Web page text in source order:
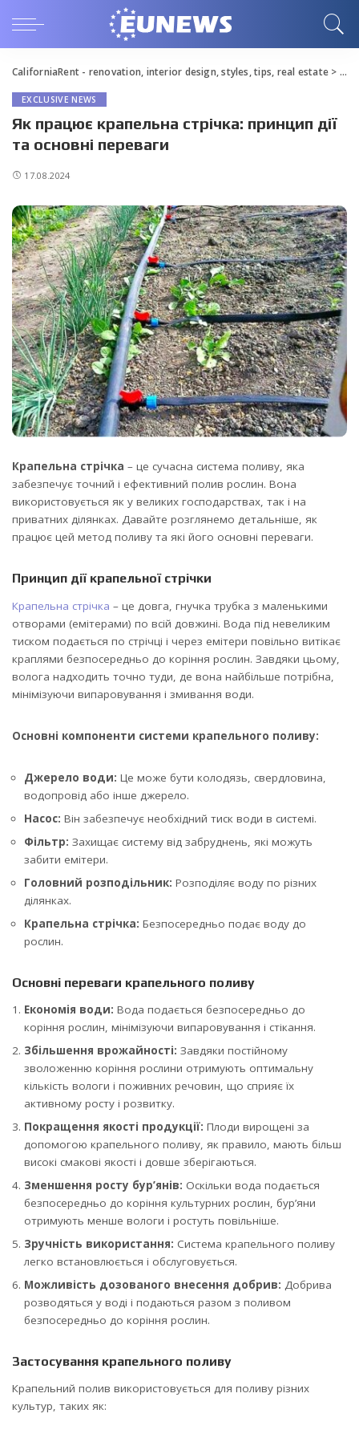
CaliforniaRent - renovation, interior design, styles, tips, real estate>
EXCLUSIVE NEWS
Як працює крапельна стрічка: принцип дії
та основні переваги
17.08.2024
Крапельна стрічка – це сучасна система поливу, яка
забезпечує точний і ефективний полив рослин. Вона
використовується як у великих господарствах, так і на
приватних ділянках. Давайте розглянемо детальніше, як
працює цей метод поливу та які його основні переваги.
Принцип дії крапельної стрічки
Крапельна стрічка – це довга, гнучка трубка з маленькими
отворами (емітерами) по всій довжині. Вода під невеликим
тиском подається по стрічці і через емітери повільно витікає
краплями безпосередньо до коріння рослин. Завдяки цьому,
волога надходить точно туди, де вона найбільше потрібна,
мінімізуючи випаровування і змивання води.
Основні компоненти системи крапельного поливу:
Джерело води: Це може бути колодязь, свердловина,
водопровід або інше джерело.
Насос: Він забезпечує необхідний тиск води в системі.
Фільтр: Захищає систему від забруднень, які можуть
забити емітери.
Головний розподільник: Розподіляє воду по різних
ділянках.
Крапельна стрічка: Безпосередньо подає воду до
рослин.
Основні переваги крапельного поливу
Економія води: Вода подається безпосередньо до
коріння рослин, мінімізуючи випаровування і стікання.
Збільшення врожайності: Завдяки постійному
зволоженню коріння рослини отримують оптимальну
кількість вологи і поживних речовин, що сприяє їх
активному росту і розвитку.
Покращення якості продукції: Плоди вирощені за
допомогою крапельного поливу, як правило, мають більш
високі смакові якості і довше зберігаються.
Зменшення росту бур’янів: Оскільки вода подається
безпосередньо до коріння культурних рослин, бур’яни
отримують менше вологи і ростуть повільніше.
Зручність використання: Система крапельного поливу
легко встановлюється і обслуговується.
Можливість дозованого внесення добрив: Добрива
розводяться у воді і подаються разом з поливом
безпосередньо до коріння рослин.
Застосування крапельного поливу
Крапельний полив використовується для поливу різних
культур, таких як: